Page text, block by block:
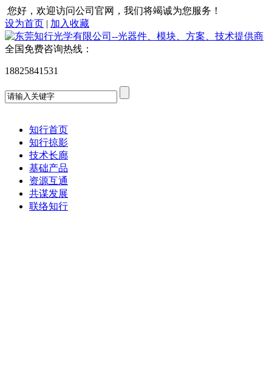
您好，欢迎访问公司官网，我们将竭诚为您服务！
设为首页 | 加入收藏
全国免费咨询热线：
18825841531
知行首页
知行掠影
技术长廊
基础产品
资源互通
共谋发展
联络知行